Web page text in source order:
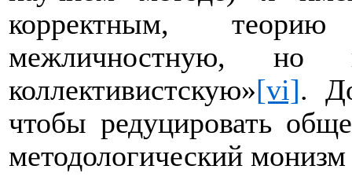
корректным,
межличностную,
коллективистскую»[vi].
чтобы редуцировать
методологический